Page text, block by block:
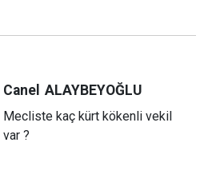
Canel ALAYBEYOĞLU
Mecliste kaç kürt kökenli vekil
var ?